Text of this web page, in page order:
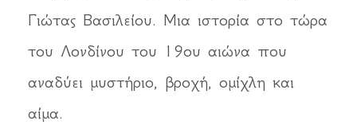
Γιώτας Βασιλείου. Μια ιστορία στο τώρα
του Λονδίνου του 19ου αιώνα που
αναδύει μυστήριο, βροχή, ομίχλη και
αίμα.